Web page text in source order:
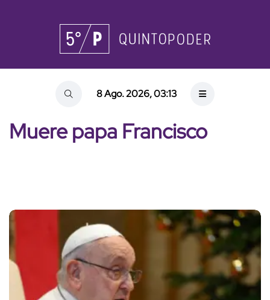
8 Ago. 2026, 03:13
Muere papa Francisco